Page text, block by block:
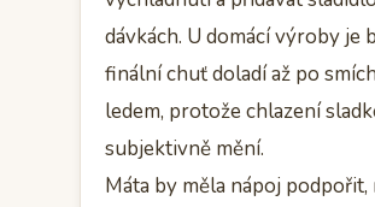
dávkách. U domácí výroby je
finální chuť doladí až po
ledem, protože chlazení
subjektivně mění.
Máta by měla nápoj podpořit,